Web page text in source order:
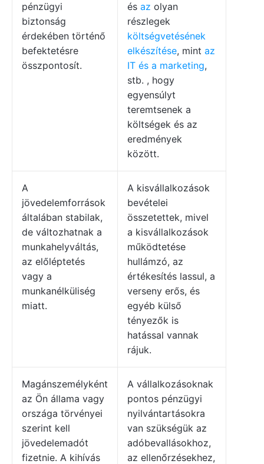
pénzügyi
biztonság
érdekében történő
befektetésre
összpontosít.
és az olyan
részlegek
költségvetésének
elkészítése, mint az
IT és a marketing,
stb. , hogy
egyensúlyt
teremtsenek a
költségek és az
eredmények
között.
A
jövedelemforrások
általában stabilak,
de változhatnak a
munkahelyváltás,
az előléptetés
vagy a
munkanélküliség
miatt.
A kisvállalkozások
bevételei
összetettek, mivel
a kisvállalkozások
működtetése
hullámzó, az
értékesítés lassul, a
verseny erős, és
egyéb külső
tényezők is
hatással vannak
rájuk.
Magánszemélyként
az Ön állama vagy
országa törvényei
szerint kell
jövedelemadót
fizetnie. A kihívás
A vállalkozásoknak
pontos pénzügyi
nyilvántartásokra
van szükségük az
adóbevallásokhoz,
az ellenőrzésekhez,